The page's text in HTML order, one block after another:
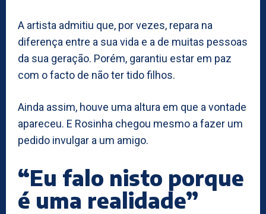
A artista admitiu que, por vezes, repara na
diferença entre a sua vida e a de muitas pessoas
da sua geração. Porém, garantiu estar em paz
com o facto de não ter tido filhos.
Ainda assim, houve uma altura em que a vontade
apareceu. E Rosinha chegou mesmo a fazer um
pedido invulgar a um amigo.
“Eu falo nisto porque
é uma realidade”